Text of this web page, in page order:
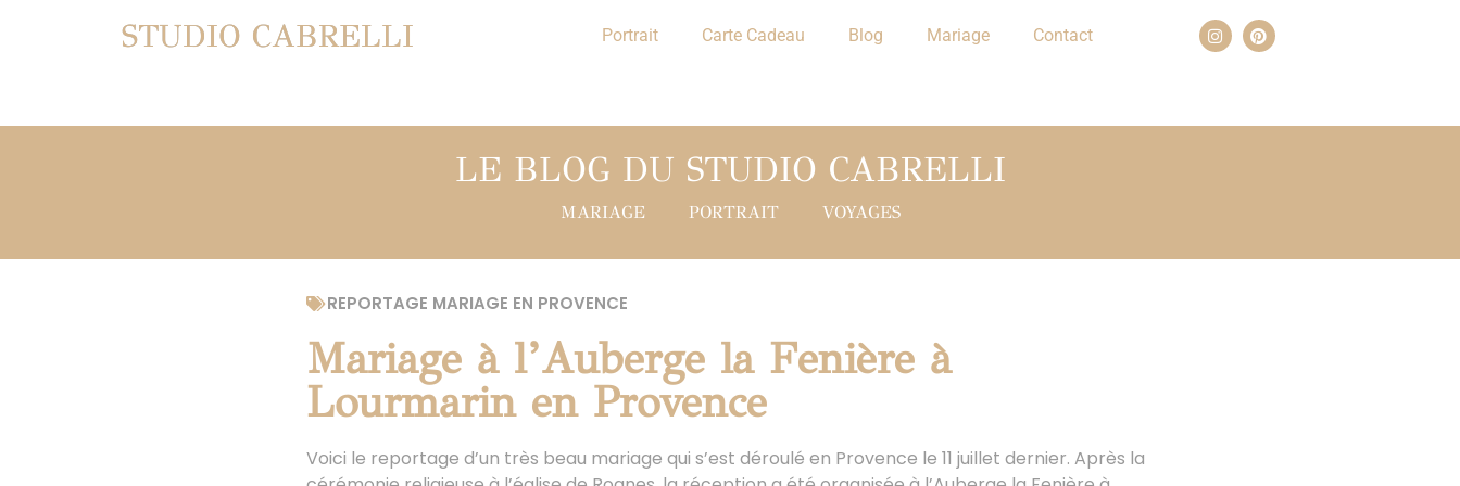
STUDIO CABRELLI Portrait Carte Cadeau Blog Mariage Contact
LE BLOG DU STUDIO CABRELLI
MARIAGE PORTRAIT VOYAGES
REPORTAGE MARIAGE EN PROVENCE
Mariage à l’Auberge la Fenière à
Lourmarin en Provence
Voici le reportage d’un très beau mariage qui s’est déroulé en Provence le 11 juillet dernier. Après la